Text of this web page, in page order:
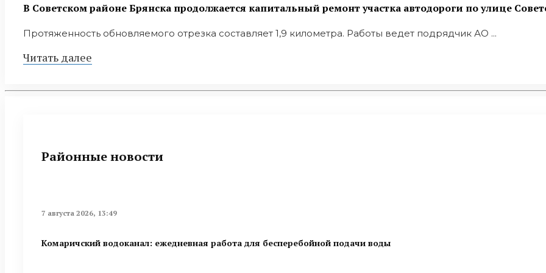
В Советском районе Брянска продолжается капитальный ремонт участка автодороги по улице
Протяженность обновляемого отрезка составляет 1,9 километра. Работы ведет подрядчик АО ...
Читать далее
Районные новости
7 августа 2026, 13:49
Комаричский водоканал: ежедневная работа для бесперебойной подачи воды